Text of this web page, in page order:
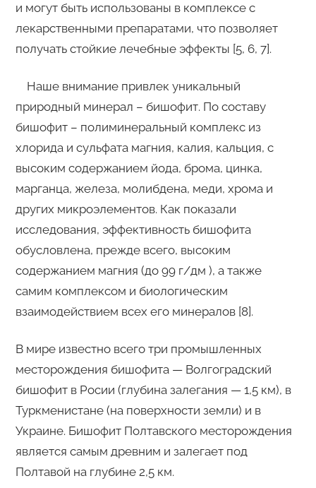
и могут быть использованы в комплексе с
лекарственными препаратами, что позволяет
получать стойкие лечебные эффекты [5, 6, 7].
Наше внимание привлек уникальный
природный минерал – бишофит. По составу
бишофит – полиминеральный комплекс из
хлорида и сульфата магния, калия, кальция, с
высоким содержанием йода, брома, цинка,
марганца, железа, молибдена, меди, хрома и
других микроэлементов. Как показали
исследования, эффективность бишофита
обусловлена, прежде всего, высоким
содержанием магния (до 99 г/дм ), а также
самим комплексом и биологическим
взаимодействием всех его минералов [8].
В мире известно всего три промышленных
месторождения бишофита — Волгоградский
бишофит в Росии (глубина залегания — 1,5 км), в
Туркменистане (на поверхности земли) и в
Украине. Бишофит Полтавского месторождения
является самым древним и залегает под
Полтавой на глубине 2,5 км.